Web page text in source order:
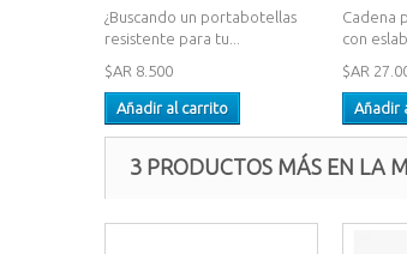
¿Buscando un portabotellas
resistente para tu...
$AR 8.500
Añadir al carrito
Cadena
con
$AR
Añadir
3 PRODUCTOS MÁS EN LA